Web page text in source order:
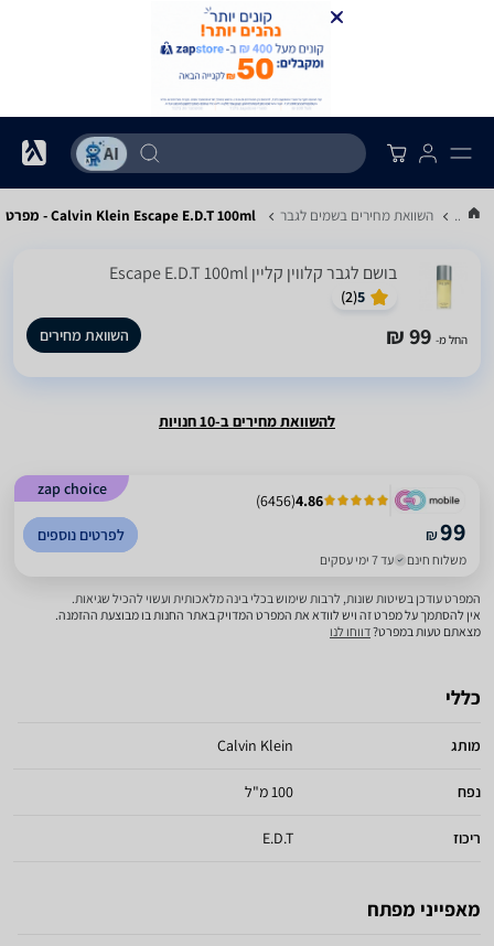
... השוואת מחירים בשמים לגבר Calvin Klein Escape E.D.T 100ml - מפרט
בושם לגבר קלווין קליין Escape E.D.T 100ml
5
(
2
)
החל מ- 99 ₪ השוואת מחירים
להשוואת מחירים ב-10 חנויות
zap choice
4.86
(
6456
)
₪99
משלוח חינם עד 7 ימי עסקים
לפרטים נוספים
המפרט עודכן בשיטות שונות, לרבות שימוש בכלי בינה מלאכותית ועשוי להכיל שגיאות.
אין להסתמך על מפרט זה ויש לוודא את המפרט המדויק באתר החנות בו מבוצעת ההזמנה.
מצאתם טעות במפרט?דווחו לנו
כללי
מותג Calvin Klein
נפח 100 מ"ל
ריכוז E.D.T
מאפייני מפתח